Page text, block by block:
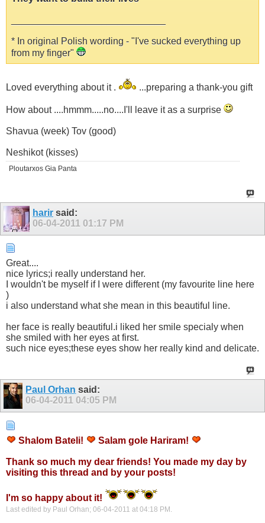
* In original Polish wording - "I've sucked everything up
from my finger"
Loved everything about it . ...preparing a thank-you gift
How about ....hmmm.....no....I'll leave it as a surprise
Shavua (week) Tov (good)
Neshikot (kisses)
Ploutarxos Gia Panta
harir said:
06-04-2011 01:17 PM
Great....
nice lyrics;i really understand her.
I wouldn't be myself if I were different (my favourite line here
)
i also understand what she mean in this beautiful line.
her face is really beautiful.i liked her smile specialy when
she smiled with her eyes at first.
such nice eyes;these eyes show her really kind and delicate.
Paul Orhan said:
06-04-2011 04:05 PM
Shalom Bateli! Salam gole Hariram!
Thank so much my dear friends! You made my day by
visiting this thread and by your posts!
I'm so happy about it!
Last edited by Paul Orhan; 06-04-2011 at 04:18 PM .